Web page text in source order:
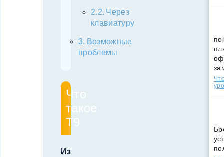
Через
клавиатуру
Возможные
проблемы
Что
такое
Т9
Из